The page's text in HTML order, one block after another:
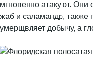
мгновенно атакуют. Они
жаб и саламандр,
умерщвляет добычу, а